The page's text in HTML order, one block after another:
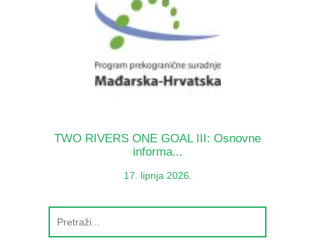
TWO RIVERS ONE GOAL III: Osnovne
informa...
17. lipnja 2026.